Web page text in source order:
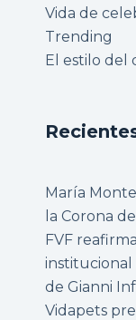
Vida de
Trending
El estilo del
María
la Corona
FVF
institucional
de Gianni
Vidapets